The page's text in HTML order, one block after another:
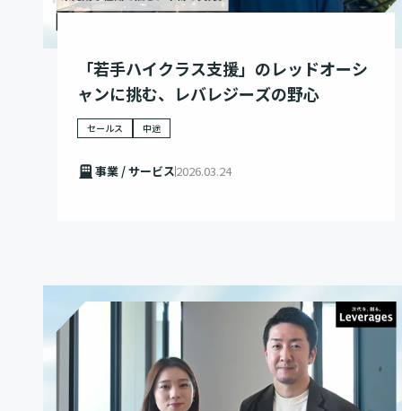
「若手ハイクラス支援」のレッドオーシ
ャンに挑む、レバレジーズの野心
セールス 中途
事業 / サービス2026.03.24